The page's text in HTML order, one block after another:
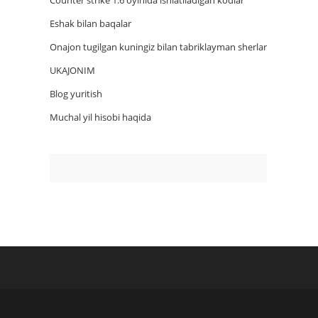
Eshak bilan baqalar
Onajon tugilgan kuningiz bilan tabriklayman sherlar
UKAJONIM
Blog yuritish
Muchal yil hisobi haqida